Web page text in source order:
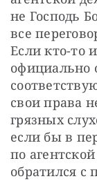
не Господь
все
Если кто-то
официально
свои права
грязных
если бы в
по
обратился с